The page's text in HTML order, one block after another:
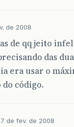
de 2008
de qq jeito
das
era usar o
código.
de fev. de 2008